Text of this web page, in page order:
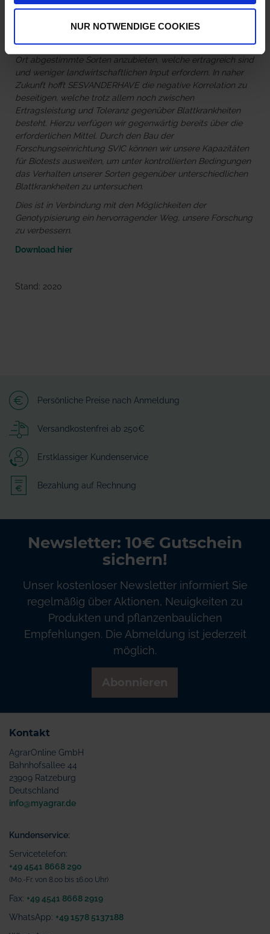
NUR NOTWENDIGE COOKIES
Glauben Sie, dass Sie in diesem Marktsegment weiterhin
Anforderungen vorherzusehen, um auf die Bedürfnisse vor
Ort abgestimmte Sorten anzubieten, welche ertragreich sind
und weniger landwirtschaftlichen Input erfordern. In naher
Zukunft hofft SESVANDERHAVE die negative Korrelation zu
beseitigen, welche trotz allem noch zwischen
Ertragsleistung und Toleranz gegenüber Blattkrankheiten
besteht. Hierzu verfügen wir gegenwärtig bereits über die
erforderlichen Mittel. Durch den Bau der
Forschungseinrichtung SVIC können wir unsere Kapazitäten
für Biotests ausweiten, um unter kontrollierten Bedingungen
das Verhalten unserer Sorten gegenüber unterschiedlichen
Blattkrankheiten zu untersuchen.
Dies ist in Verbindung mit den Möglichkeiten der
Genotypisierung ein hervorragender Weg, unsere Forschung
zu verbessern.
Download hier
Stand: 2020
Persönliche Preise nach Anmeldung
Versandkostenfrei ab 250€
Erstklassiger Kundenservice
Bezahlung auf Rechnung
Newsletter: 10€ Gutschein
sichern!
Unser kostenloser Newsletter informiert Sie
regelmäßig über Aktionen, Neuigkeiten zu
Produkten und pflanzenbaulichen
Empfehlungen. Die Abmeldung ist jederzeit
möglich.
Kontakt
AgrarOnline GmbH
Bahnhofsallee 44
23909 Ratzeburg
Deutschland
info@myagrar.de
Kundenservice:
Servicetelefon:
+49 4541 8668 290
(Mo.-Fr. von 8.00 bis 16.00 Uhr)
Fax: +49 4541 8668 2919
WhatsApp: +49 1578 5137188